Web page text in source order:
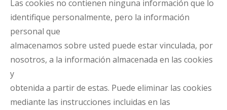
Las cookies no contienen ninguna información que lo
identifique personalmente, pero la información
personal que
almacenamos sobre usted puede estar vinculada, por
nosotros, a la información almacenada en las cookies
y
obtenida a partir de estas. Puede eliminar las cookies
mediante las instrucciones incluidas en las